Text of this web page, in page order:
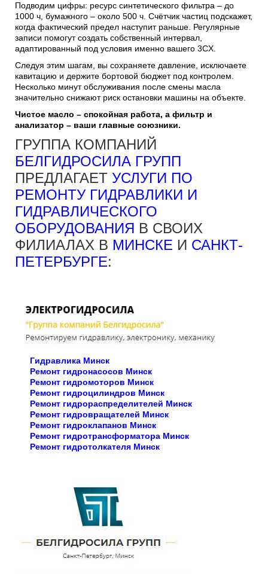
Подводим цифры: ресурс синтетического фильтра – до
1000 ч, бумажного – около 500 ч. Счётчик частиц подскажет,
когда фактический предел наступит раньше. Регулярные
записи помогут создать собственный интервал,
адаптированный под условия именно вашего 3CX.
Следуя этим шагам, вы сохраняете давление, исключаете
кавитацию и держите бортовой бюджет под контролем.
Несколько минут обслуживания после смены масла
значительно снижают риск остановки машины на объекте.
Чистое масло – спокойная работа, а фильтр и
анализатор – ваши главные союзники.
ГРУППА КОМПАНИЙ
БЕЛГИДРОСИЛА ГРУПП
ПРЕДЛАГАЕТ УСЛУГИ ПО
РЕМОНТУ ГИДРАВЛИКИ И
ГИДРАВЛИЧЕСКОГО
ОБОРУДОВАНИЯ В СВОИХ
ФИЛИАЛАХ В МИНСКЕ И САНКТ-
ПЕТЕРБУРГЕ:
Гидравлика Минск
Ремонт гидронасосов Минск
Ремонт гидромоторов Минск
Ремонт гидроцилиндров Минск
Ремонт гидрораспределителей Минск
Ремонт гидровращателей Минск
Ремонт гидроклапанов Минск
Ремонт гидротрансформатора Минск
Ремонт гидротолкателя Минск